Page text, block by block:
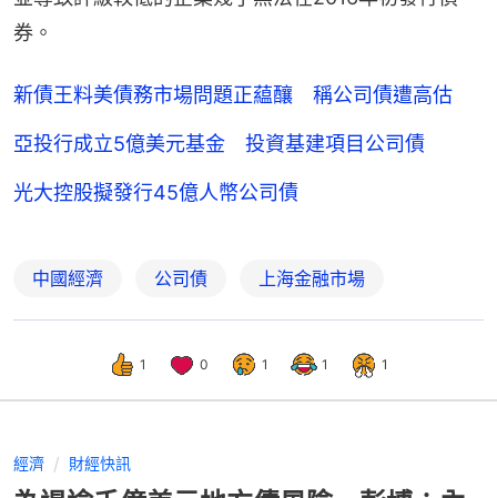
券。
新債王料美債務市場問題正藴釀 稱公司債遭高估
亞投行成立5億美元基金 投資基建項目公司債
光大控股擬發行45億人幣公司債
中國經濟 公司債 上海金融市場
1 0 1 1 1
經濟 財經快訊